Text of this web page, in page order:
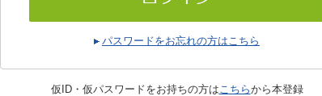
パスワードをお忘れの方はこちら
仮ID・仮パスワードをお持ちの方はこちらから本登録